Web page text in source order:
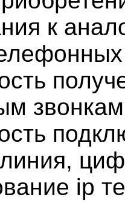
к
звонкам
ip